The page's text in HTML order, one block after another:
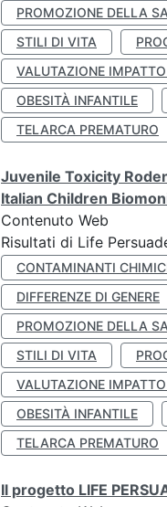
PROMOZIONE DELLA
STILI DI VITA
VALUTAZIONE
OBESITÀ INFANTILE
TELARCA PREMATURO
Juvenile Toxicity
Italian Children
Contenuto Web
Risultati di Life
CONTAMINANTI
DIFFERENZE DI GENERE
PROMOZIONE DELLA
STILI DI VITA
VALUTAZIONE
OBESITÀ INFANTILE
TELARCA PREMATURO
Il progetto LIFE